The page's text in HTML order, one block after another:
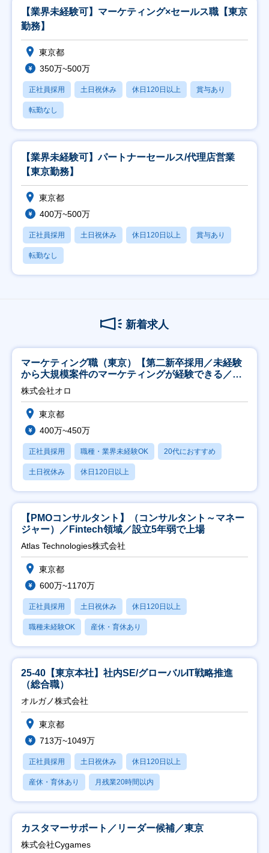
【業界未経験可】マーケティング×セールス職【東京
勤務】
東京都
350万~500万
正社員採用 土日祝休み 休日120日以上 賞与あり
転勤なし
【業界未経験可】パートナーセールス/代理店営業
【東京勤務】
東京都
400万~500万
正社員採用 土日祝休み 休日120日以上 賞与あり
転勤なし
新着求人
マーケティング職（東京）【第二新卒採用／未経験
から大規模案件のマーケティングが経験できる／研
修充実】
株式会社オロ
東京都
400万~450万
正社員採用 職種・業界未経験OK 20代におすすめ
土日祝休み 休日120日以上
【PMOコンサルタント】（コンサルタント～マネー
ジャー）／Fintech領域／設立5年弱で上場
Atlas Technologies株式会社
東京都
600万~1170万
正社員採用 土日祝休み 休日120日以上
職種未経験OK 産休・育休あり
25-40【東京本社】社内SE/グローバルIT戦略推進
（総合職）
オルガノ株式会社
東京都
713万~1049万
正社員採用 土日祝休み 休日120日以上
産休・育休あり 月残業20時間以内
カスタマーサポート／リーダー候補／東京
株式会社Cygames